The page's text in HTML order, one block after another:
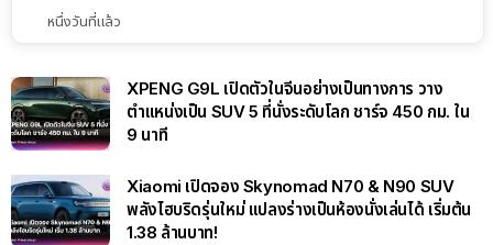
หนึ่งวันที่แล้ว
XPENG G9L เปิดตัวในจีนอย่างเป็นทางการ วาง
ตำแหน่งเป็น SUV 5 ที่นั่งระดับโลก ชาร์จ 450 กม. ใน
9 นาที
Xiaomi เปิดจอง Skynomad N70 & N90 SUV
พลังไฮบริดรุ่นใหม่ แปลงร่างเป็นห้องนั่งเล่นได้ เริ่มต้น
1.38 ล้านบาท!